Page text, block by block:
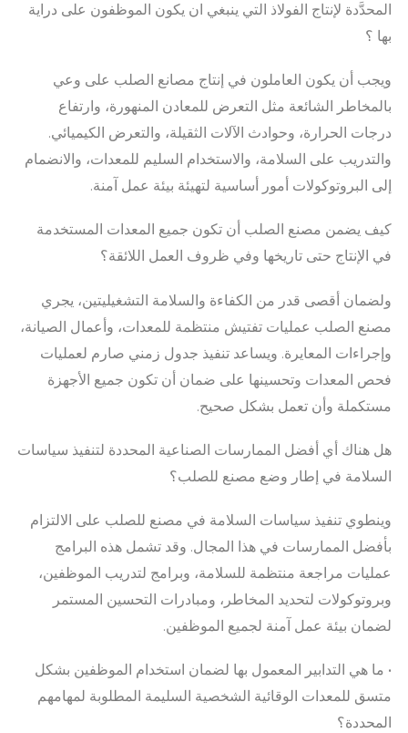
المحدَّدة لإنتاج الفولاذ التي ينبغي ان يكون الموظفون على دراية
بها ؟
ويجب أن يكون العاملون في إنتاج مصانع الصلب على وعي
بالمخاطر الشائعة مثل التعرض للمعادن المنهورة، وارتفاع
درجات الحرارة، وحوادث الآلات الثقيلة، والتعرض الكيميائي.
والتدريب على السلامة، والاستخدام السليم للمعدات، والانضمام
إلى البروتوكولات أمور أساسية لتهيئة بيئة عمل آمنة.
كيف يضمن مصنع الصلب أن تكون جميع المعدات المستخدمة
في الإنتاج حتى تاريخها وفي ظروف العمل اللائقة؟
ولضمان أقصى قدر من الكفاءة والسلامة التشغيليتين، يجري
مصنع الصلب عمليات تفتيش منتظمة للمعدات، وأعمال الصيانة،
وإجراءات المعايرة. ويساعد تنفيذ جدول زمني صارم لعمليات
فحص المعدات وتحسينها على ضمان أن تكون جميع الأجهزة
مستكملة وأن تعمل بشكل صحيح.
هل هناك أي أفضل الممارسات الصناعية المحددة لتنفيذ سياسات
السلامة في إطار وضع مصنع للصلب؟
وينطوي تنفيذ سياسات السلامة في مصنع للصلب على الالتزام
بأفضل الممارسات في هذا المجال. وقد تشمل هذه البرامج
عمليات مراجعة منتظمة للسلامة، وبرامج لتدريب الموظفين،
وبروتوكولات لتحديد المخاطر، ومبادرات التحسين المستمر
لضمان بيئة عمل آمنة لجميع الموظفين.
• ما هي التدابير المعمول بها لضمان استخدام الموظفين بشكل
متسق للمعدات الوقائية الشخصية السليمة المطلوبة لمهامهم
المحددة؟